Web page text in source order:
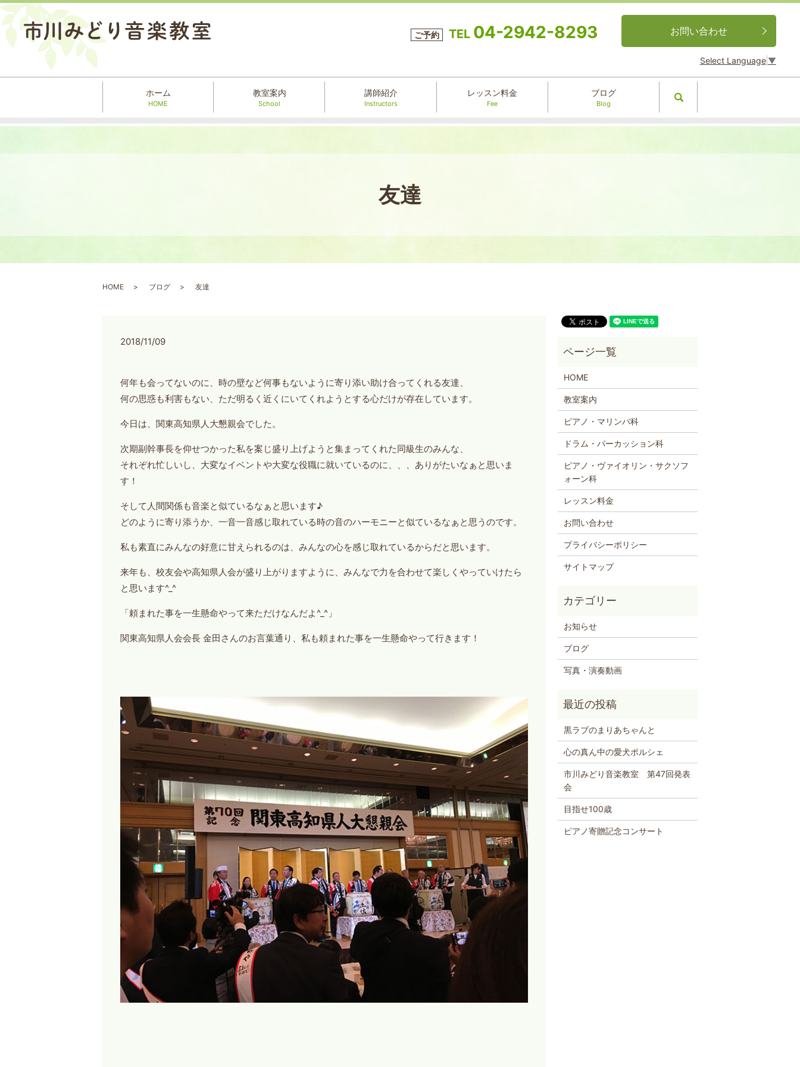
ご予約 TEL 04-2942-8293
Select Language ▼
ホーム
HOME
教室案内
School
講師紹介
Instructors
レッスン料金
Fee
ブログ
Blog
お問い合わせ
友達
HOME ブログ 友達
2018/11/09
何年も会ってないのに、時の壁など何事もないように寄り添い助け合ってくれる友達、
何の思惑も利害もない、ただ明るく近くにいてくれようとする心だけが存在しています。
今日は、関東高知県人大懇親会でした。
次期副幹事長を仰せつかった私を案じ盛り上げようと集まってくれた同級生のみんな、
それぞれ忙しいし、大変なイベントや大変な役職に就いているのに、、、ありがたいなぁと思いま
す！
そして人間関係も音楽と似ているなぁと思います♪
どのように寄り添うか、一音一音感じ取れている時の音のハーモニーと似ているなぁと思うのです。
私も素直にみんなの好意に甘えられるのは、みんなの心を感じ取れているからだと思います。
来年も、校友会や高知県人会が盛り上がりますように、みんなで力を合わせて楽しくやっていけたら
と思います^_^
「頼まれた事を一生懸命やって来ただけなんだよ^_^」
関東高知県人会会長 金田さんのお言葉通り、私も頼まれた事を一生懸命やって行きます！
HOME
教室案内
ピアノ・マリンバ科
ドラム・パーカッション科
ピアノ・ヴァイオリン・サクソフ
ォーン科
レッスン料金
お問い合わせ
プライバシーポリシー
サイトマップ
お知らせ
ブログ
写真・演奏動画
黒ラブのまりあちゃんと
心の真ん中の愛犬ポルシェ
市川みどり音楽教室 第47回発表
会
目指せ100歳
ピアノ寄贈記念コンサート